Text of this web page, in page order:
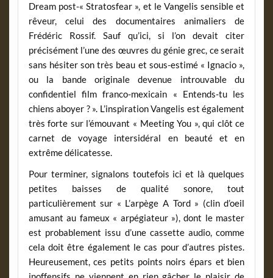
Dream post-« Stratosfear », et le Vangelis sensible et
rêveur, celui des documentaires animaliers de
Frédéric Rossif. Sauf qu’ici, si l’on devait citer
précisément l’une des œuvres du génie grec, ce serait
sans hésiter son très beau et sous-estimé « Ignacio »,
ou la bande originale devenue introuvable du
confidentiel film franco-mexicain « Entends-tu les
chiens aboyer ? ». L’inspiration Vangelis est également
très forte sur l’émouvant « Meeting You », qui clôt ce
carnet de voyage intersidéral en beauté et en
extrême délicatesse.
Pour terminer, signalons toutefois ici et là quelques
petites baisses de qualité sonore, tout
particulièrement sur « L’arpège A Tord » (clin d’oeil
amusant au fameux « arpégiateur »), dont le master
est probablement issu d’une cassette audio, comme
cela doit être également le cas pour d’autres pistes.
Heureusement, ces petits points noirs épars et bien